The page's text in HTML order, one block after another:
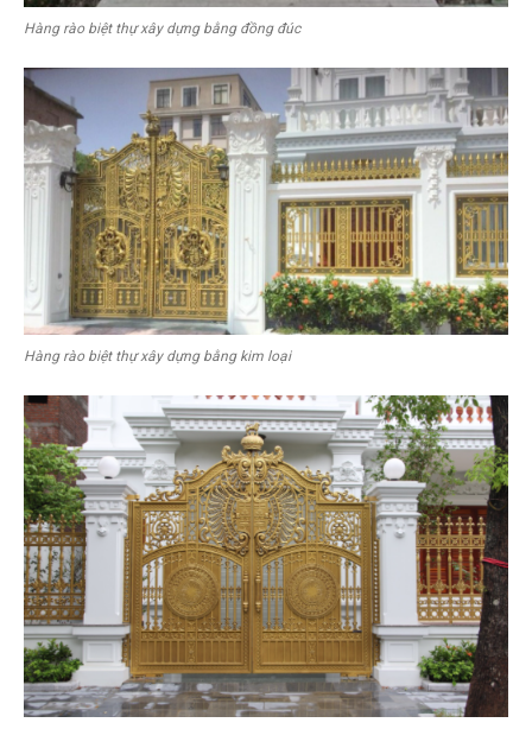
Hàng rào biệt thự xây dựng bằng đồng đúc
Hàng rào biệt thự xây dựng bằng kim loại